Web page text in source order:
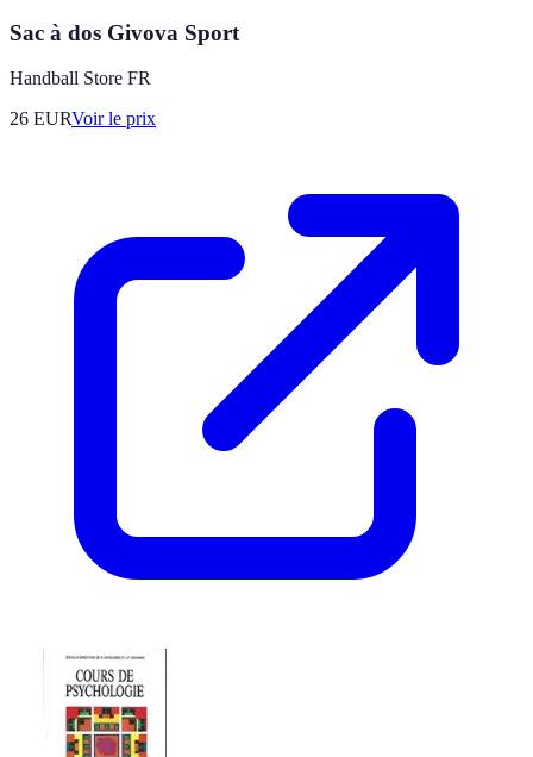
Sac à dos Givova Sport
Handball Store FR
26 EURVoir le prix